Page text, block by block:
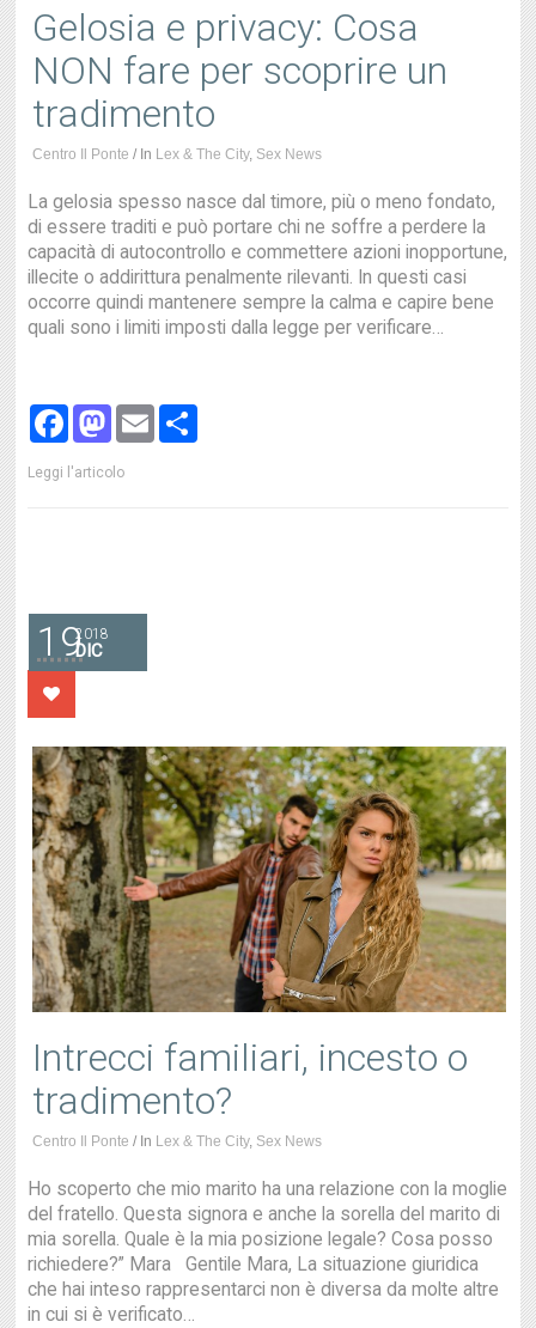
Gelosia e privacy: Cosa
NON fare per scoprire un
tradimento
Centro Il Ponte / In Lex & The City, Sex News
La gelosia spesso nasce dal timore, più o meno fondato,
di essere traditi e può portare chi ne soffre a perdere la
capacità di autocontrollo e commettere azioni inopportune,
illecite o addirittura penalmente rilevanti. In questi casi
occorre quindi mantenere sempre la calma e capire bene
quali sono i limiti imposti dalla legge per verificare…
Facebook
Mastodon
Email
Leggi l'articolo
192018
DIC
Intrecci familiari, incesto o
tradimento?
Centro Il Ponte / In Lex & The City, Sex News
Ho scoperto che mio marito ha una relazione con la moglie
del fratello. Questa signora e anche la sorella del marito di
mia sorella. Quale è la mia posizione legale? Cosa posso
richiedere?” Mara Gentile Mara, La situazione giuridica
che hai inteso rappresentarci non è diversa da molte altre
in cui si è verificato…